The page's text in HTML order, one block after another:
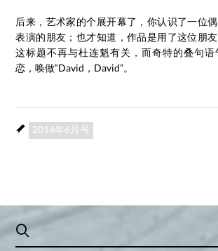
后来，艺术家的个展开幕了，你认识了一位
表演的朋友；也才知道，作品是用了这位朋友
这标题不再与杜连魁有关，而奇特的叠句
恋，唤做“David，David”。
2014年6月号